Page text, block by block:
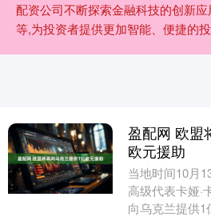
配资公司不断探索金融科技的创新
等,为投资者提供更加智能、便捷的投
盈配网 欧盟
欧元援助
当地时间10月
高级代表卡娅·
向乌克兰提供1